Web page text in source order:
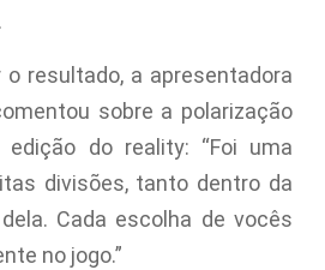
resultado, a apresentadora
sobre a polarização
do reality: “Foi uma
divisões, tanto dentro da
Cada escolha de vocês
no jogo.”